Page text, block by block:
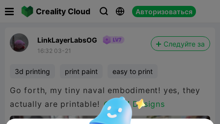
Creality Cloud   Авторизоваться
LinkLayerLabsOG
16:32 03-21
Следуйте за
3d printing print paint easy to print
Go forth, my tiny naval embodiment! yes, they
actually are printable! @KVM Designs